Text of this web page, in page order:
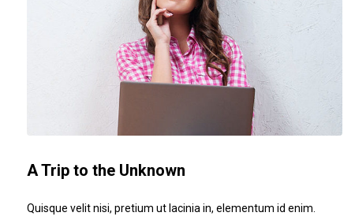
A Trip to the Unknown
Quisque velit nisi, pretium ut lacinia in, elementum id enim.